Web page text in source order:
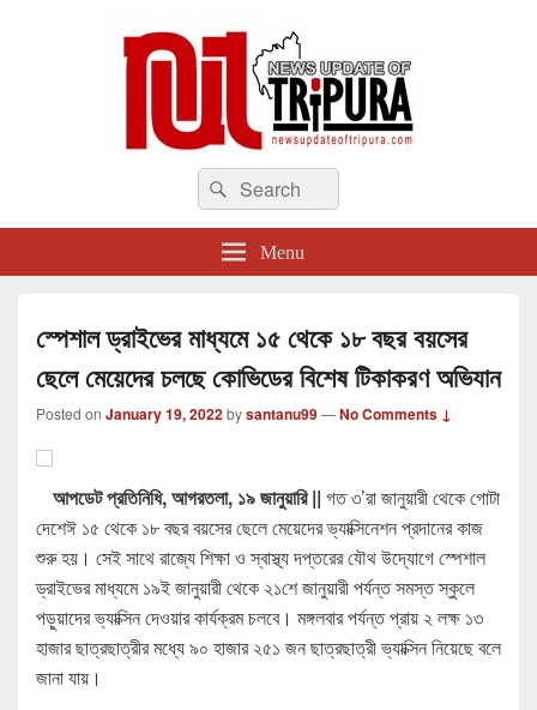
newsupdateoftripura.com
The one & only exceptional Bengali Version online news & infotainment portal
in Tripura.
Search
for:
Search
Menu
স্পেশাল ড্রাইভের মাধ্যমে ১৫ থেকে ১৮ বছর বয়সের
ছেলে মেয়েদের চলছে কোভিডের বিশেষ টিকাকরণ অভিযান
Posted on January 19, 2022bysantanu99—No Comments ↓
আপডেট প্রতিনিধি, আগরতলা, ১৯ জানুয়ারি || গত ৩’রা জানুয়ারী থেকে গোটা
দেশেঈ ১৫ থেকে ১৮ বছর বয়সের ছেলে মেয়েদের ভ্যাক্সিনেশন প্রদানের কাজ
শুরু হয়। সেই সাথে রাজ্যে শিক্ষা ও স্বাস্থ্য দপ্তরের যৌথ উদ্যোগে স্পেশাল
ড্রাইভের মাধ্যমে ১৯ই জানুয়ারী থেকে ২১শে জানুয়ারী পর্যন্ত সমস্ত স্কুলে
পড়ুয়াদের ভ্যাক্সিন দেওয়ার কার্যক্রম চলবে। মঙ্গলবার পর্যন্ত প্রায় ২ লক্ষ ১৩
হাজার ছাত্রছাত্রীর মধ্যে ৯০ হাজার ২৫১ জন ছাত্রছাত্রী ভ্যাক্সিন নিয়েছে বলে
জানা যায়।